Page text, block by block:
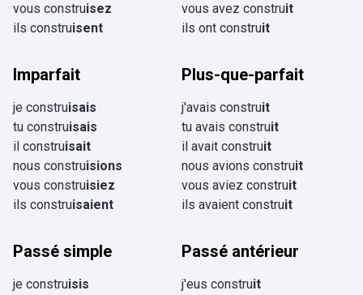
vous construisez
ils construisent
vous avez construit
ils ont construit
Imparfait
je construisais
tu construisais
il construisait
nous construisions
vous construisiez
ils construisaient
Plus-que-parfait
j'avais construit
tu avais construit
il avait construit
nous avions construit
vous aviez construit
ils avaient construit
Passé simple
je construisis
Passé antérieur
j'eus construit